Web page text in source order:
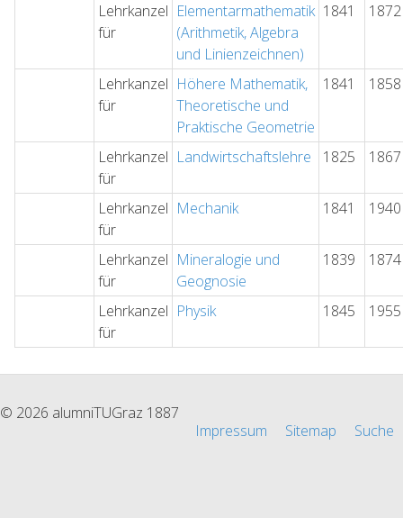
Lehrkanzel
für
Elementarmathematik
(Arithmetik, Algebra
und Linienzeichnen)
1841 1872
Lehrkanzel
für
Höhere Mathematik,
Theoretische und
Praktische Geometrie
1841 1858
Lehrkanzel
für
Landwirtschaftslehre 1825 1867
Lehrkanzel
für
Mechanik 1841 1940
Lehrkanzel
für
Mineralogie und
Geognosie
1839 1874
Lehrkanzel
für
Physik 1845 1955
© 2026 alumniTUGraz 1887
Impressum
Sitemap Suche